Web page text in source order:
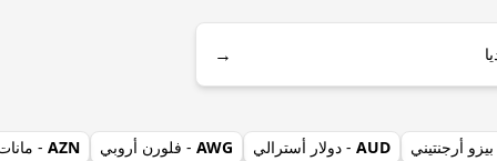
→
أرجنتيني AUD - دولار أسترالي AWG - فلورن أروبي AZN
-